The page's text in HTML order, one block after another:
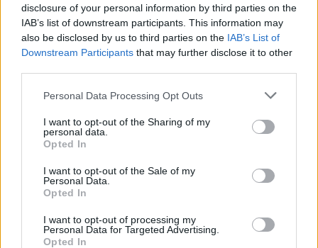
disclosure of your personal information by third parties on the
IAB’s list of downstream participants. This information may
also be disclosed by us to third parties on the IAB’s List of
Downstream Participants that may further disclose it to other
Personal Data Processing Opt Outs
I want to opt-out of the Sharing of my
personal data.
Opted In
I want to opt-out of the Sale of my
Personal Data.
Opted In
I want to opt-out of processing my
Personal Data for Targeted Advertising.
Opted In
2026. július 17., 17:03